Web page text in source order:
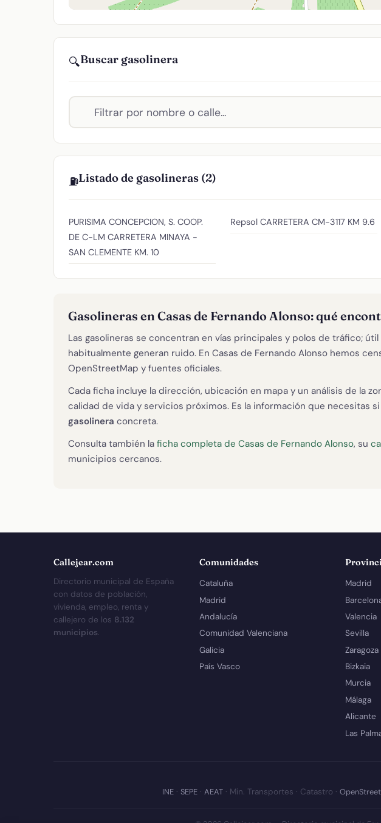
🔍Buscar gasolinera
⛽Listado de gasolineras (2)
PURISIMA CONCEPCION, S. COOP.
DE C-LM CARRETERA MINAYA -
SAN CLEMENTE KM. 10
Repsol CARRETERA CM-3117 KM 9.6
Gasolineras en Casas de Fernando Alonso: qué
Las gasolineras se concentran en vías principales y polos de tráfico;
habitualmente generan ruido. En Casas de Fernando Alonso hemos
OpenStreetMap y fuentes oficiales.
Cada ficha incluye la dirección, ubicación en mapa y un análisis de la
calidad de vida y servicios próximos. Es la información que necesitas
gasolinera concreta.
Consulta también la ficha completa de Casas de Fernando Alonso, su
municipios cercanos.
Callejear.com
Directorio municipal de España
con datos de población,
vivienda, empleo, renta y
callejero de los 8.132
municipios.
Comunidades
Cataluña
Madrid
Andalucía
Comunidad Valenciana
Galicia
País Vasco
Madrid
Valencia
Sevilla
Zaragoza
Bizkaia
Murcia
Málaga
Alicante
Las
INE · SEPE · AEAT · Min. Transportes · Catastro ·